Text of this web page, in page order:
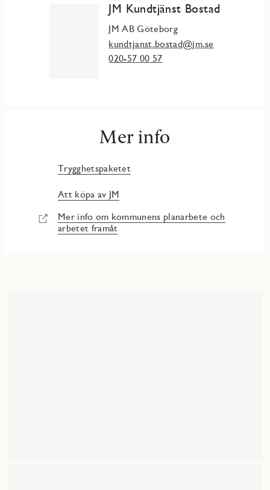
JM Kundtjänst Bostad
JM AB Göteborg
kundtjanst.bostad@jm.se
020-57 00 57
Mer info
Trygghetspaketet
Att köpa av JM
Mer info om kommunens planarbete och
arbetet framåt